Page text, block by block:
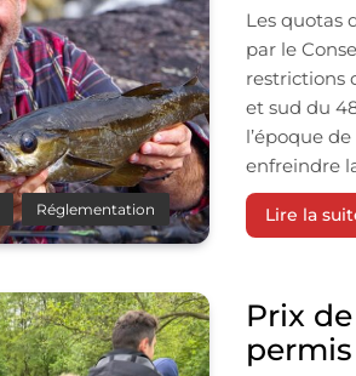
Réglementation
Les quotas
par le
restrictions
et sud du
l’époque
enfreindre
Lire la
Prix